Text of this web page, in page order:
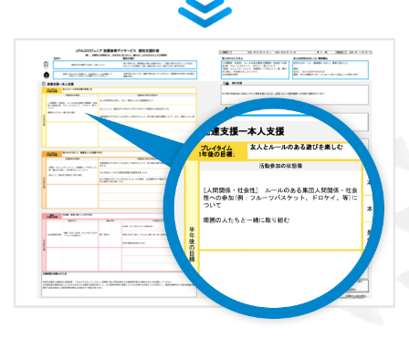
プログラムは、講座を聞くだけでなく、テキストに書き込んでいただい
たり、保護者さまと講師とで対話したりしながら進めます。
受講時に学んだ内容を自宅に帰ってお子さまに実践していただき、そ
の結果を後日報告いただき振り返りしていきます。
お子さまにあった関わりを習慣的に実践していただけるように、座学
と実践の繰り返しで講師がサポートしていきます。